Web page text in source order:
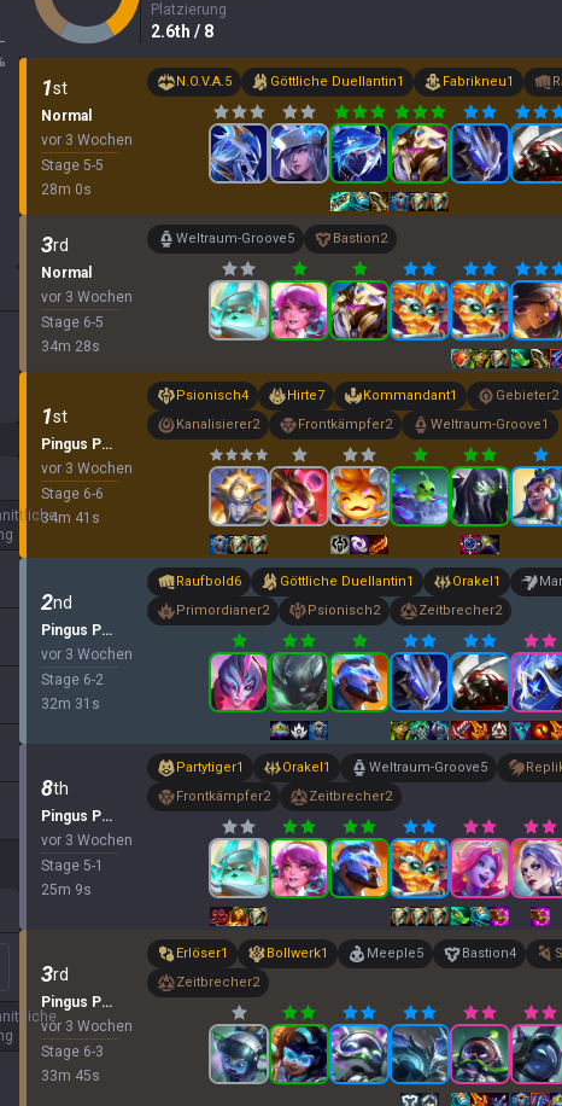
L
Platzierung
2.6th / 8
1st
Normal
vor 3 Wochen
Stage 5-5
28m 0s
N.O.V.A.5 Göttliche Duellantin1 Fabrikneu1
3rd
Normal
vor 3 Wochen
Stage 6-5
34m 28s
Weltraum-Groove5 Bastion2
1st
Pingus Party
vor 3 Wochen
Stage 6-6
34m 41 s
Psionisch4 Hirte7 Kommandant1 Gebieter2
Kanalisierer2 Frontkämpfer2 Weltraum-Groove1
2nd
Pingus Party
vor 3 Wochen
Stage 6-2
32m 31 s
Raufbold6 Göttliche Duellantin1 Orakel1
Primordianer2 Psionisch2 Zeitbrecher2
8th
Pingus Party
vor 3 Wochen
Stage 5-1
25m 9s
Partytiger1 Orakel1 Weltraum-Groove5
Frontkämpfer2 Zeitbrecher2
3rd
Pingus Party
vor 3 Wochen
Stage 6-3
33m 45s
Erlöser1 Bollwerk1 Meeple5 Bastion4
Zeitbrecher2